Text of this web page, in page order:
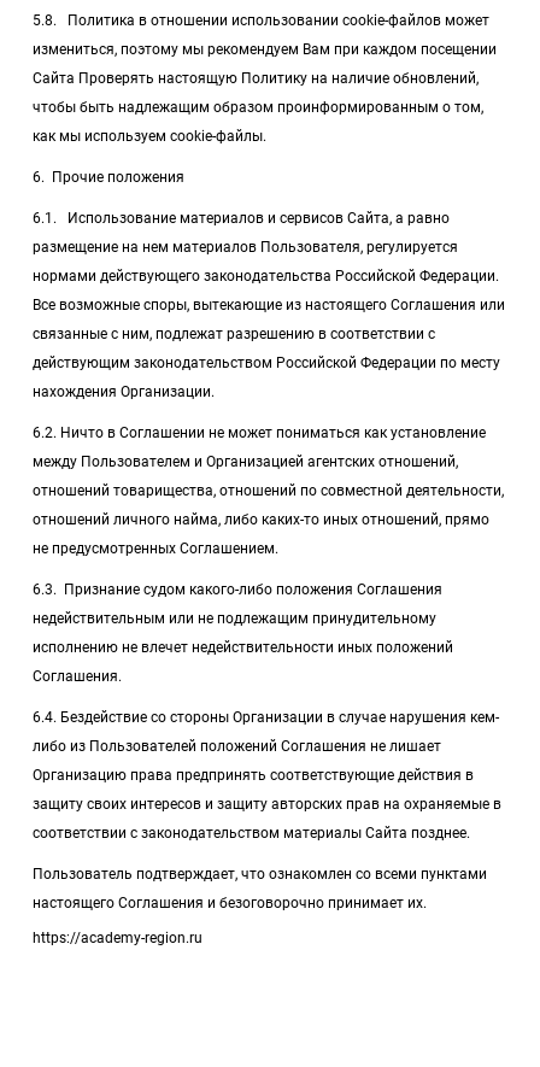
5.8. Политика в отношении использовании cookie-файлов может
измениться, поэтому мы рекомендуем Вам при каждом посещении
Сайта Проверять настоящую Политику на наличие обновлений,
чтобы быть надлежащим образом проинформированным о том,
как мы используем cookie-файлы.
6. Прочие положения
6.1. Использование материалов и сервисов Сайта, а равно
размещение на нем материалов Пользователя, регулируется
нормами действующего законодательства Российской Федерации.
Все возможные споры, вытекающие из настоящего Соглашения или
связанные с ним, подлежат разрешению в соответствии с
действующим законодательством Российской Федерации по месту
нахождения Организации.
6.2. Ничто в Соглашении не может пониматься как установление
между Пользователем и Организацией агентских отношений,
отношений товарищества, отношений по совместной деятельности,
отношений личного найма, либо каких-то иных отношений, прямо
не предусмотренных Соглашением.
6.3. Признание судом какого-либо положения Соглашения
недействительным или не подлежащим принудительному
исполнению не влечет недействительности иных положений
Соглашения.
6.4. Бездействие со стороны Организации в случае нарушения кем-
либо из Пользователей положений Соглашения не лишает
Организацию права предпринять соответствующие действия в
защиту своих интересов и защиту авторских прав на охраняемые в
соответствии с законодательством материалы Сайта позднее.
Пользователь подтверждает, что ознакомлен со всеми пунктами
настоящего Соглашения и безоговорочно принимает их.
https://academy-region.ru